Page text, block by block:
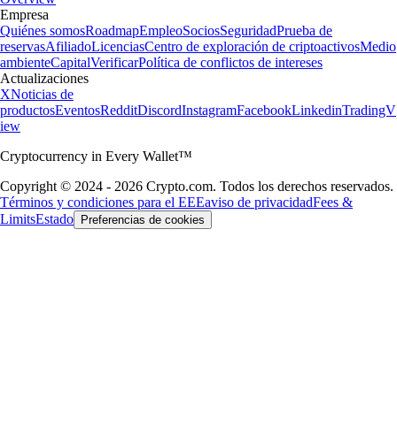
Empresa
Quiénes somosRoadmapEmpleoSociosSeguridadPrueba de
reservasAfiliadoLicenciasCentro de exploración de criptoactivosMedio
ambienteCapitalVerificarPolítica de conflictos de intereses
Actualizaciones
XNoticias de
productosEventosRedditDiscordInstagramFacebookLinkedinTradingV
iew
Cryptocurrency in Every Wallet™
Copyright © 2024 - 2026 Crypto.com. Todos los derechos reservados.
Términos y condiciones para el EEEaviso de privacidadFees &
LimitsEstado Preferencias de cookies